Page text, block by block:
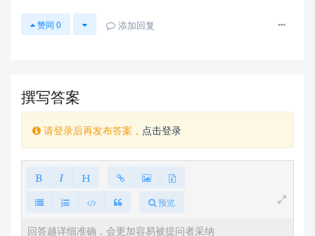
赞同 0 添加回复
撰写答案
请登录后再发布答案， 点击登录
预览